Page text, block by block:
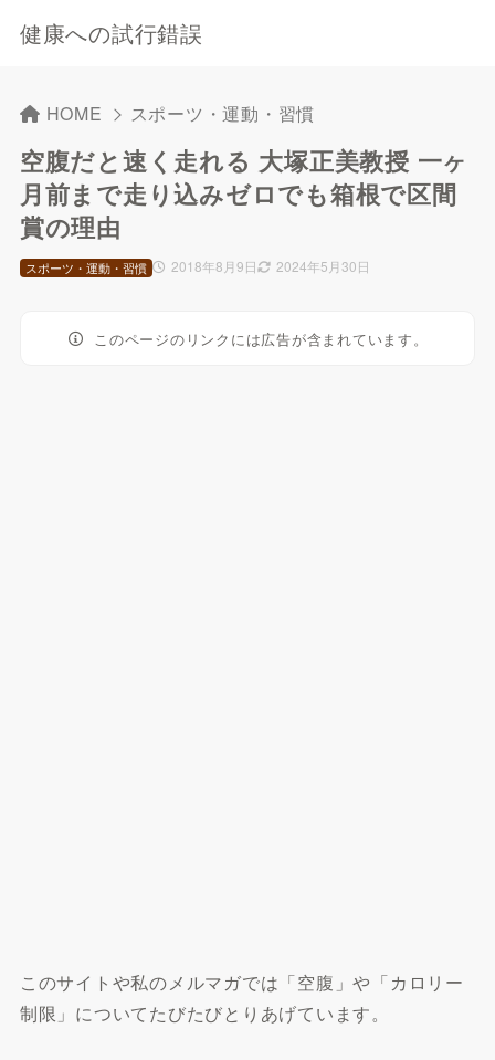
健康への試行錯誤
HOME スポーツ・運動・習慣
空腹だと速く走れる 大塚正美教授 一ヶ
月前まで走り込みゼロでも箱根で区間
賞の理由
2018年8月9日 2024年5月30日
スポーツ・運動・習慣
このページのリンクには広告が含まれています。
このサイトや私のメルマガでは「空腹」や「カロリー
制限」についてたびたびとりあげています。